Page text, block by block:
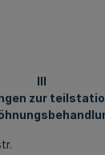
III
zur